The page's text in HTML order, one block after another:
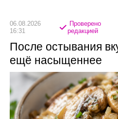
06.08.2026
16:31
Проверено
редакцией
После остывания
ещё насыщеннее